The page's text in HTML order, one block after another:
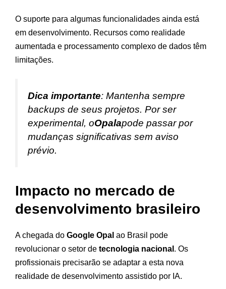
O suporte para algumas funcionalidades ainda está
em desenvolvimento. Recursos como realidade
aumentada e processamento complexo de dados têm
limitações.
Dica importante: Mantenha sempre
backups de seus projetos. Por ser
experimental, oOpalapode passar por
mudanças significativas sem aviso
prévio.
Impacto no mercado de
desenvolvimento brasileiro
A chegada do Google Opal ao Brasil pode
revolucionar o setor de tecnologia nacional . Os
profissionais precisarão se adaptar a esta nova
realidade de desenvolvimento assistido por IA.